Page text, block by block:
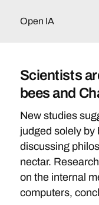
Open IA
Scientists
bees and
New studies
judged solely by
discussing
nectar.
on the internal
computers,